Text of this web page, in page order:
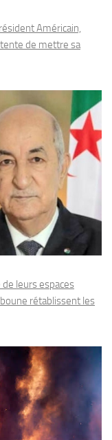
Américain,
tente de mettre sa
leurs espaces
rétablissent les